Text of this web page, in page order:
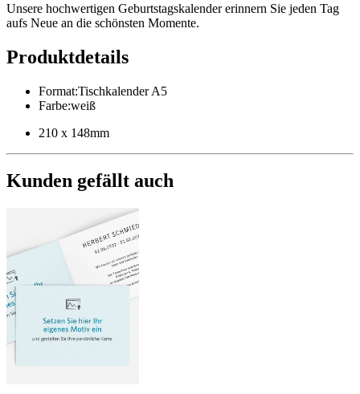
Unsere hochwertigen Geburtstagskalender erinnern Sie jeden Tag
aufs Neue an die schönsten Momente.
Produktdetails
Format:Tischkalender A5
Farbe:weiß
210 x 148mm
Kunden gefällt auch